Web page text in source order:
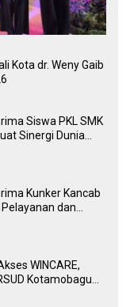
Kota dr. Weny Gaib
Siswa PKL SMK
Sinergi Dunia
Kunker Kancab
dan
WINCARE,
Kotamobagu